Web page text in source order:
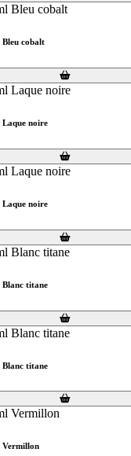
Bleu cobalt
Laque noire
Laque noire
Blanc titane
Blanc titane
Vermillon